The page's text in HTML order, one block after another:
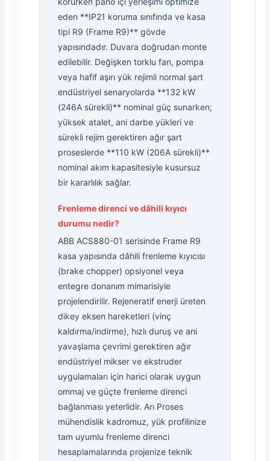
eden **IP21 koruma sınıfında ve kasa
tipi R9 (Frame R9)** gövde
yapısındadır. Duvara doğrudan monte
edilebilir. Değişken torklu fan, pompa
veya hafif aşırı yük rejimli normal şart
endüstriyel senaryolarda **132 kW
(246A sürekli)** nominal güç sunarken;
yüksek atalet, ani darbe yükleri ve
sürekli rejim gerektiren ağır şart
proseslerde **110 kW (206A sürekli)**
nominal akım kapasitesiyle kusursuz
bir kararlılık sağlar.
Frenleme direnci ve dâhili kıyıcı
durumu nedir?
ABB ACS880-01 serisinde Frame R9
kasa yapısında dâhili frenleme kıyıcısı
(brake chopper) opsiyonel veya
entegre donanım mimarisiyle
projelendirilir. Rejeneratif enerji üreten
dikey eksen hareketleri (vinç
kaldırma/indirme), hızlı duruş ve ani
yavaşlama çevrimi gerektiren ağır
endüstriyel mikser ve ekstruder
uygulamaları için harici olarak uygun
ommaj ve güçte frenleme direnci
bağlanması yeterlidir. Arı Proses
mühendislik kadromuz, yük profilinize
tam uyumlu frenleme direnci
hesaplamalarında projenize teknik